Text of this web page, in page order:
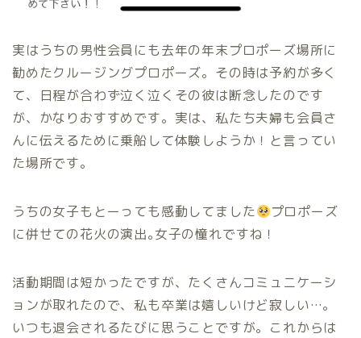
実はうちの男性会員にも去年の年末プロポーズ場所に
勧めたクルージングプロポーズ。その時は予約が多く
て、日程が合わず泣く泣くその彼は断念したのです
が、かなりおすすめです。実は、私たち夫婦も会員さ
んに伝えるために乗船して体験しようか！と言ってい
た場所です。
うちの女子もとーっても感動してました
プロポーズ
に併せての花火の演出｡女子の憧れですね！
活動期間は短かったですが、たくさんコミュニケーシ
ョンが取れたので、私も卒業は嬉しいけど寂しい…。
いつも退会されるたびに思うことですが。これからは